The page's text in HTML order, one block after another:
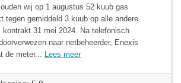
wij op 1 augustus 52 kuub gas
tegen gemiddeld 3 kuub op alle andere
kontrakt 31 mei 2024. Na telefonisch
naar netbeheerder, Enexis
de meter... Lees meer